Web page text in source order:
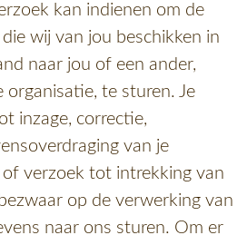
kan indienen om de
wij van jou beschikken in
naar jou of een ander,
organisatie, te sturen. Je
inzage, correctie,
van je
of verzoek tot intrekking van
op de verwerking van
naar ons sturen. Om er